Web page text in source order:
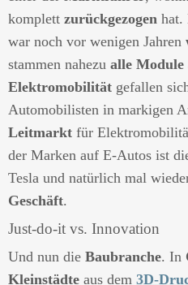
komplett zurückgezogen hat.
war noch vor wenigen Jahren
stammen nahezu alle Module
Elektromobilität gefallen
Automobilisten in markigen
Leitmarkt für
der Marken auf E-Autos ist
Tesla und natürlich mal
Geschäft.
Just-do-it vs. Innovation
Und nun die Baubranche. In
Kleinstädte aus dem 3D-